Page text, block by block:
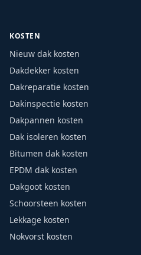
KOSTEN
Nieuw dak kosten
Dakdekker kosten
Dakreparatie kosten
Dakinspectie kosten
Dakpannen kosten
Dak isoleren kosten
Bitumen dak kosten
EPDM dak kosten
Dakgoot kosten
Schoorsteen kosten
Lekkage kosten
Nokvorst kosten